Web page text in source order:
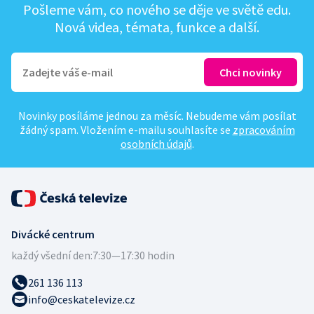
Pošleme vám, co nového se děje ve světě edu.
Nová videa, témata, funkce a další.
Novinky posíláme jednou za měsíc. Nebudeme vám posílat
žádný spam. Vložením e-mailu souhlasíte se zpracováním
osobních údajů.